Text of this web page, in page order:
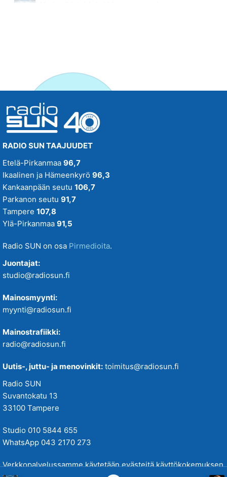
RADIO SUN TAAJUUDET
Etelä-Pirkanmaa 96,7
Ikaalinen ja Hämeenkyrö 96,3
Kankaanpään seutu 106,7
Parkanon seutu 91,7
Tampere 107,8
Ylä-Pirkanmaa 91,5
Radio SUN on osa Pirmedioita.
Juontajat:
studio@radiosun.fi
Mainosmyynti:
myynti@radiosun.fi
Mainostrafiikki:
radio@radiosun.fi
Uutis-, juttu- ja menovinkit: toimitus@radiosun.fi
Radio SUN
Suvantokatu 13
33100 Tampere
Studio 010 5844 655
WhatsApp 043 2170 273
Verkkopalvelussamme käytetään evästeitä käyttökokemuksen